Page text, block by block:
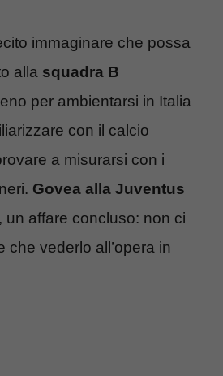
immaginare che possa
alla squadra B
per ambientarsi in Italia
con il calcio
a misurarsi con i
Govea alla Juventus
un affare concluso: non ci
che vederlo all’opera in